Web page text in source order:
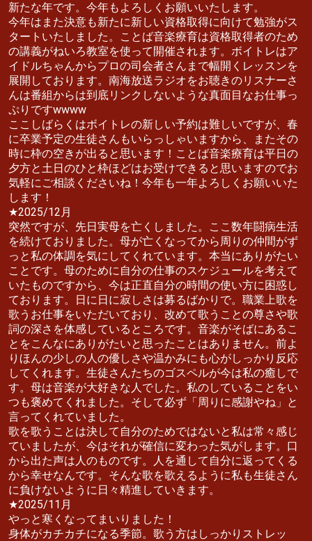
新たな年です。今年もよろしくお願いいたします。
今年はまた決意も新たに新しい資格取得に向けて勉強がス
タートいたしました。ことば音楽療育は資格取得者のため
の講義がねいろ教室を使って開催されます。ボイトレはア
イドルちゃんからプロの司会者さんまで幅開くレッスンを
展開しております。南海放送ラジオをお聴きのリスナーさ
んは番組からは到底リンクしないような真面目なお仕事っ
ぷりですwwww
ここしばらくはボイトレの新しい予約は難しいですが、春
に卒業予定の生徒さんもいらっしゃいますから、またその
時に枠の空きが出ると思います！ことば音楽療育は平日の
夕方と土日のひと枠ほどはお受けできると思いますのでお
気軽にご相談くださいね！今年も一年よろしくお願いいた
します！
★2025/12月
突然ですが、先日実母を亡くしました。ここ数年闘病生活
を続けておりました。母が亡くなってから周りの仲間がず
っと私の体調を気にしてくれています。本当にありがたい
ことです。母のために自分の仕事のスケジュールを考えて
いたものですから、今は正直自分の時間の使い方に困惑し
ております。日に日に寂しさは募るばかりで。職業上歌を
歌うお仕事をいただいており、改めて歌うことの尊さや歌
詞の深さを体感しているところです。音楽がそばにあるこ
とをこんなにありがたいと思ったことはありません。前よ
りほんの少しの人の優しさや温かみにも心がしっかり反応
してくれます。生徒さんたちのゴスペルが今は私の癒しで
す。母は音楽が大好きな人でした。私のしていることをい
つも褒めてくれました。そして必ず「周りに感謝やね」と
言ってくれていました。
歌を歌うことは決して自分のためではないと私は常々感じ
ていましたが、今はそれが確信に変わった気がします。口
から出た声は人のものです。人を通して自分に返ってくる
から幸せなんです。そんな歌を歌えるように私も生徒さん
に負けないように日々精進していきます。
★2025/11月
やっと寒くなってまいりました！
身体がカチカチになる季節。歌う方はしっかりストレッ